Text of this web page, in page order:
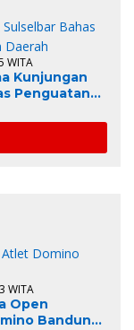
BMD
WITA
Kunjungan
Penguatan
WITA
Open
Bandung